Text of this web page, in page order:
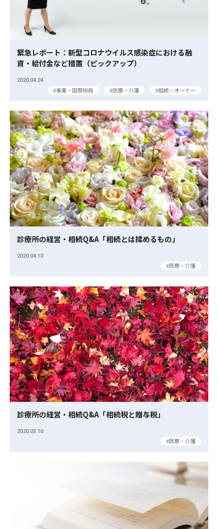
緊急レポート：新型コロナウイルス感染症における融
資・給付金など措置（ピックアップ）
2020.04.24
事業・国際税務 医療・介護 相続・オーナー
診療所の経営・相続Q&A「相続とは揉めるもの」
2020.04.10
医療・介護
診療所の経営・相続Q&A「相続税と贈与税」
2020.03.10
医療・介護